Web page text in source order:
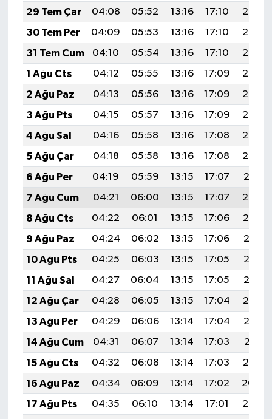
29 Tem Çar
04:08 05:52 13:16 17:10
20:30
30 Tem Per
04:09 05:53 13:16 17:10
20:29
31 Tem Cum
04:10 05:54 13:16 17:10
20:28
1 Ağu Cts
04:12 05:55 13:16 17:09
20:27
2 Ağu Paz
04:13 05:56 13:16 17:09
20:26
3 Ağu Pts
04:15 05:57 13:16 17:09
20:25
4 Ağu Sal
04:16 05:58 13:16 17:08
20:24
5 Ağu Çar
04:18 05:58 13:16 17:08
20:23
6 Ağu Per
04:19 05:59 13:15 17:07
20:21
7 Ağu Cum
04:21 06:00 13:15 17:07
20:20
8 Ağu Cts
04:22 06:01 13:15 17:06
20:19
9 Ağu Paz
04:24 06:02 13:15 17:06
20:18
10 Ağu Pts
04:25 06:03 13:15 17:05
20:17
11 Ağu Sal
04:27 06:04 13:15 17:05
20:15
12 Ağu Çar
04:28 06:05 13:15 17:04
20:14
13 Ağu Per
04:29 06:06 13:14 17:04
20:13
14 Ağu Cum
04:31 06:07 13:14 17:03
20:11
15 Ağu Cts
04:32 06:08 13:14 17:03
20:10
16 Ağu Paz
04:34 06:09 13:14 17:02
20:09
17 Ağu Pts
04:35 06:10 13:14 17:01
20:07